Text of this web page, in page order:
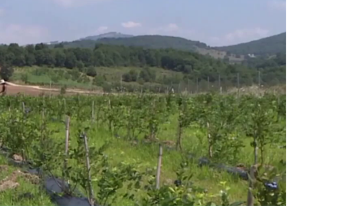
Devamını Oku ->
İhracata "özel çalışma...
Bursa'da yaş meyve ve sebze
ihracatını artırmak amacıyla 6
ürün...